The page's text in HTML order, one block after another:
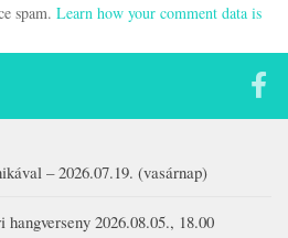
spam. Learn how your comment data is
– 2026.07.19. (vasárnap)
2026.08.05., 18.00